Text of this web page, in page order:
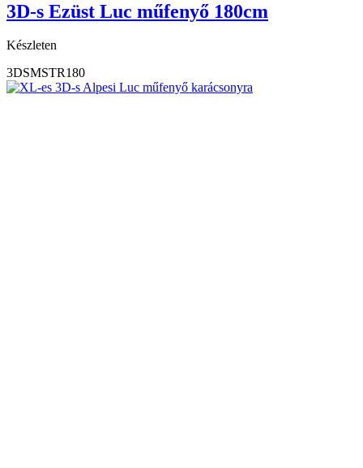
3D-s Ezüst Luc műfenyő 180cm
Készleten
3DSMSTR180